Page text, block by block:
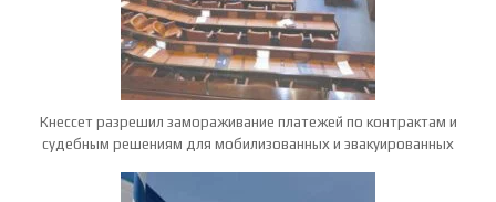
Кнессет разрешил замораживание платежей по контрактам и
судебным решениям для мобилизованных и эвакуированных